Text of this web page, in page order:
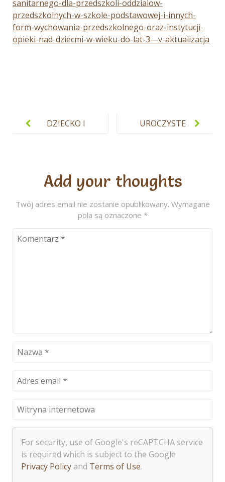
sanitarnego-dla-przedszkoli-oddzialow-
przedszkolnych-w-szkole-podstawowej-i-innych-
form-wychowania-przedszkolnego-oraz-instytucji-
opieki-nad-dziecmi-w-wieku-do-lat-3—v-aktualizacja
wpisu
DZIECKO I
UROCZYSTE
ŻŁOBKOWIC
ZA
Add your thoughts
Twój adres email nie zostanie opublikowany. Wymagane
pola są oznaczone *
For security, use of Google's reCAPTCHA service
is required which is subject to the Google
Privacy Policy and Terms of Use.